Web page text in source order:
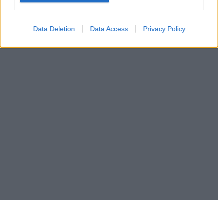
Data Deletion Data Access Privacy Policy